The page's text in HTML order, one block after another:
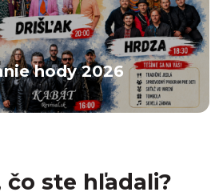
hody 2026
čo ste hľadali?